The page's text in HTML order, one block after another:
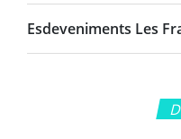
Esdeveniments Les